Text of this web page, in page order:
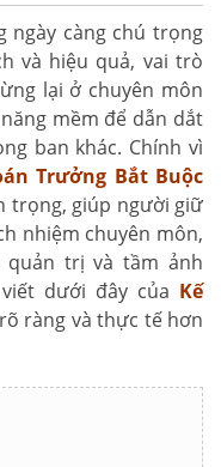
ngày càng chú trọng
và hiệu quả, vai trò
lại ở chuyên môn
mềm để dẫn dắt
ban khác. Chính vì
Trưởng Bắt Buộc
trọng, giúp người giữ
nhiệm chuyên môn,
quản trị và tầm ảnh
dưới đây của Kế
ràng và thực tế hơn